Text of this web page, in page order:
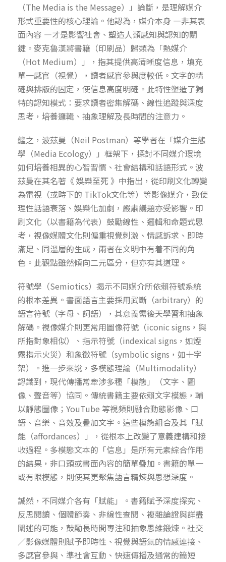
（The Media is the Message）」論斷，是理解媒介
形式重要性的核心理論。他認為，媒介本身 —非其表
面內容 —才是影響社會、塑造人類感知與認知的關
鍵。麥克魯漢將書籍（印刷品）歸類為「熱媒介
（Hot Medium）」，指其提供高清晰度信息，填充
單一感官（視覺），讀者感官參與度較低。文字的精
確與排版的固定，使信息高度明確。此特性塑造了獨
特的認知模式：要求讀者密集解碼、線性追蹤與深度
思考，培養邏輯、抽象理解及長時間的注意力。
繼之，波茲曼（Neil Postman）等學者在「媒介生態
學（Media Ecology）」框架下，探討不同媒介環境
如何培養相異的心智習慣、社會結構和話語形式。波
茲曼在其名著《 娛樂至死 》中指出，從印刷文化轉變
為電視（或時下的 TikTok文化等）等影像媒介，致使
理性話語衰落、娛樂化加劇，嚴肅議題亦受影響。印
刷文化（以書籍為代表）鼓勵線性、邏輯和命題式思
考，視像媒體文化則偏重視覺刺激、情感訴求、即時
滿足、同溫層的生成，兩者在文明中有着不同的角
色。此觀點雖然傾向二元區分，但亦有其道理。
符號學（Semiotics）揭示不同媒介所依賴符號系統
的根本差異。書面語言主要採用武斷（arbitrary）的
語言符號（字母、詞語），其意義需後天學習和抽象
解碼。視像媒介則更常用圖像符號（iconic signs，與
所指對象相似）、指示符號（indexical signs，如煙
霧指示火災）和象徵符號（symbolic signs，如十字
架）。進一步來說，多模態理論（Multimodality）
認識到，現代傳播常牽涉多種「模態」（文字、圖
像、聲音等）協同。傳統書籍主要依賴文字模態，輔
以靜態圖像；YouTube 等視頻則融合動態影像、口
語、音樂、音效及疊加文字。這些模態組合及其「賦
能（affordances）」，從根本上改變了意義建構和接
收過程。多模態文本的「信息」是所有元素綜合作用
的結果，非口頭或書面內容的簡單疊加。書籍的單一
或有限模態，則使其更聚焦語言精煉與思想深度。
誠然，不同媒介各有「賦能」。書籍賦予深度探究、
反思閱讀、個體節奏、非線性查閱、複雜論證與詳盡
闡述的可能，鼓勵長時間專注和抽象思維鍛煉。社交
／影像媒體則賦予即時性、視覺與語氣的情感連接、
多感官參與、準社會互動、快速傳播及通常的簡短